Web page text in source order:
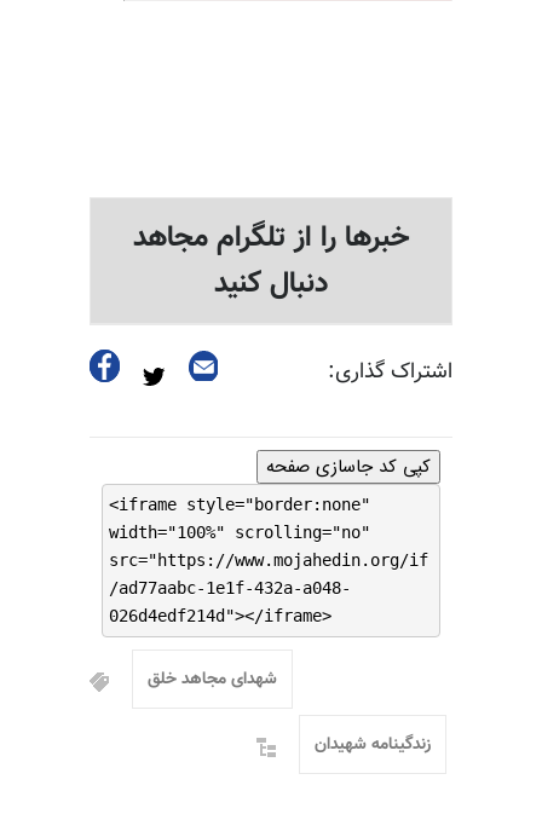
خبرها را از تلگرام مجاهد
دنبال کنید
اشتراک گذاری:
کپی کد جاسازی صفحه
<iframe style="border:none"
width="100%" scrolling="no"
src="https://www.mojahedin.org/if
/ad77aabc-1e1f-432a-a048-
026d4edf214d"></iframe>
شهدای مجاهد خلق
زندگینامه شهیدان